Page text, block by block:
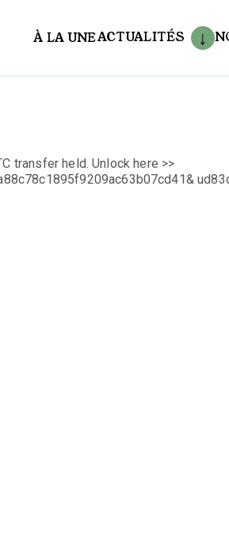
À LA UNEACTUALITÉS
transfer held. Unlock here >>